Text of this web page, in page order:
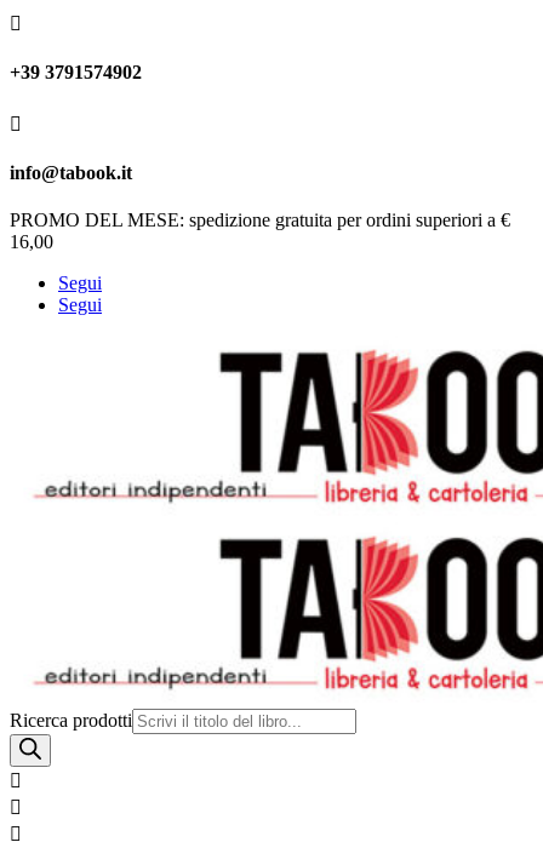

+39 3791574902

info@tabook.it
PROMO DEL MESE: spedizione gratuita per ordini superiori a €
16,00
Segui
Segui
Ricerca prodotti


